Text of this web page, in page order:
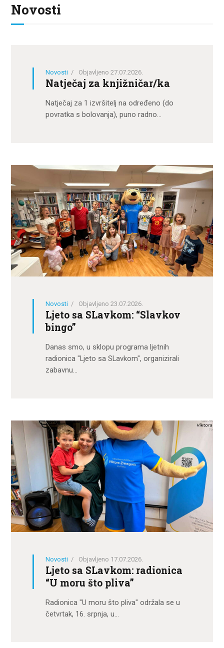
Novosti
Novosti Objavljeno 27.07.2026.
Natječaj za knjižničar/ka
Natječaj za 1 izvršitelj na određeno (do
povratka s bolovanja), puno radno…
Novosti Objavljeno 23.07.2026.
Ljeto sa SLavkom: “Slavkov
bingo”
Danas smo, u sklopu programa ljetnih
radionica "Ljeto sa SLavkom", organizirali
zabavnu…
Novosti Objavljeno 17.07.2026.
Ljeto sa SLavkom: radionica
“U moru što pliva”
Radionica "U moru što pliva" održala se u
četvrtak, 16. srpnja, u…